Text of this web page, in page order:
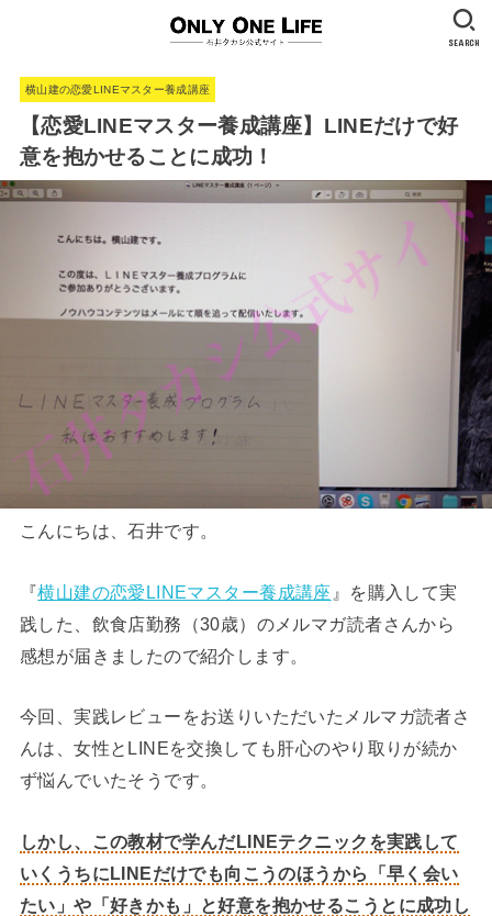
SEARCH
横山建の恋愛LINEマスター養成講座
【恋愛LINEマスター養成講座】LINEだけで好
意を抱かせることに成功！
こんにちは、石井です。
『横山建の恋愛LINEマスター養成講座 』を購入して実
践した、飲食店勤務（30歳）のメルマガ読者さんから
感想が届きましたので紹介します。
今回、実践レビューをお送りいただいたメルマガ読者さ
んは、女性とLINEを交換しても肝心のやり取りが続か
ず悩んでいたそうです。
しかし、この教材で学んだLINEテクニックを実践して
いくうちにLINEだけでも向こうのほうから「早く会い
たい」や「好きかも」と好意を抱かせるこうとに成功し